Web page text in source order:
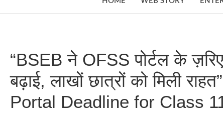
“BSEB ने OFSS पोर्टल के
बढ़ाई, लाखों छात्रों को मिली
Portal Deadline for Class